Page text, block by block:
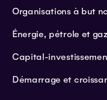
Organisations à but
Énergie, pétrole et gaz
Capital-
Démarrage et